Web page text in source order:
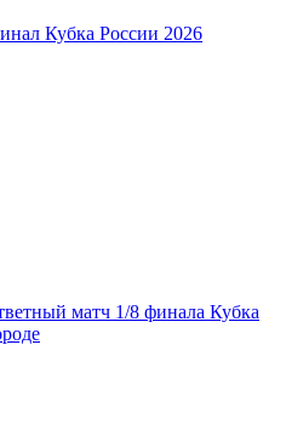
Кубка России 2026
матч 1/8 финала Кубка